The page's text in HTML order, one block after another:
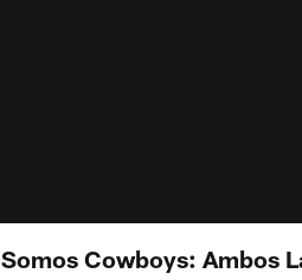
Somos Cowboys: Ambos